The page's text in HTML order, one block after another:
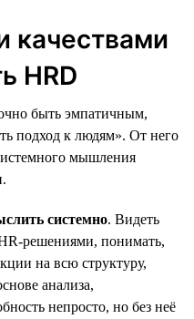
качествами
HRD
быть эмпатичным,
подход к людям». От него
мышления
системно. Видеть
решениями, понимать,
на всю структуру,
анализа,
непросто, но без неё